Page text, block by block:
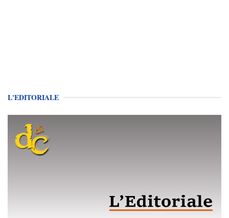
L'EDITORIALE